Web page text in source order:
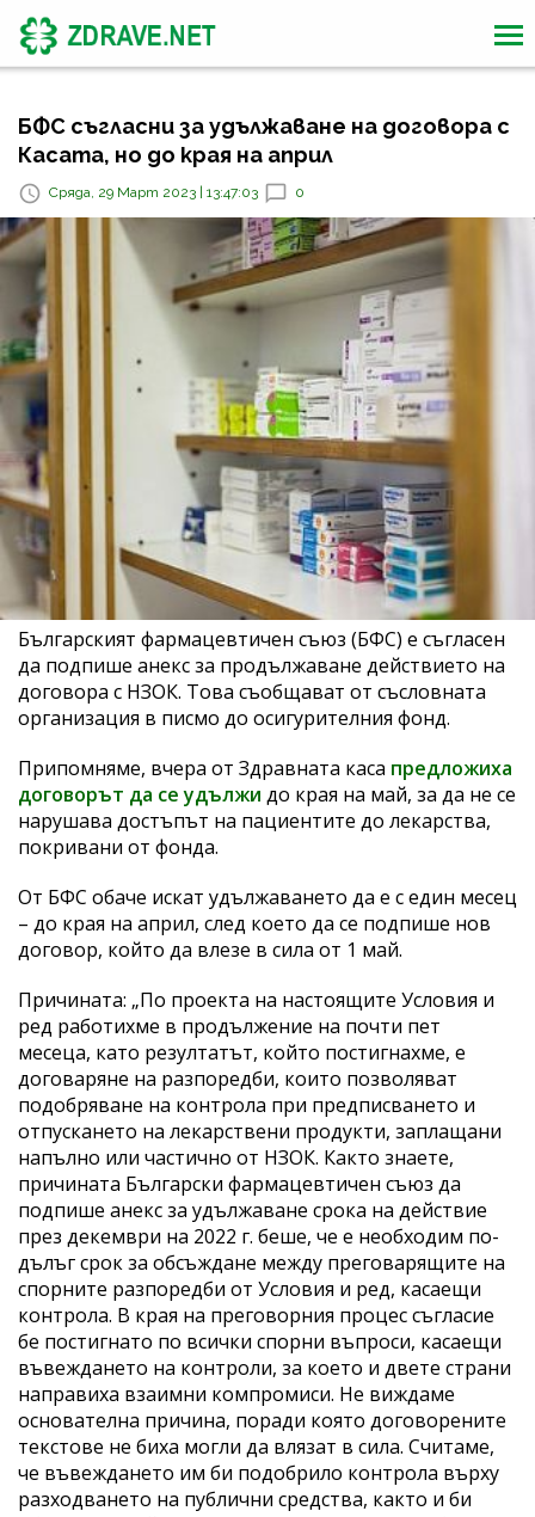
БФС съгласни за удължаване на договора с
Касата, но до края на април
Сряда, 29 Март 2023 | 13:47:03 0
Българският фармацевтичен съюз (БФС) е съгласен
да подпише анекс за продължаване действието на
договора с НЗОК. Това съобщават от съсловната
организация в писмо до осигурителния фонд.
Припомняме, вчера от Здравната каса предложиха
договорът да се удължи до края на май, за да не се
нарушава достъпът на пациентите до лекарства,
покривани от фонда.
От БФС обаче искат удължаването да е с един месец
– до края на април, след което да се подпише нов
договор, който да влезе в сила от 1 май.
Причината: „По проекта на настоящите Условия и
ред работихме в продължение на почти пет
месеца, като резултатът, който постигнахме, е
договаряне на разпоредби, които позволяват
подобряване на контрола при предписването и
отпускането на лекарствени продукти, заплащани
напълно или частично от НЗОК. Както знаете,
причината Български фармацевтичен съюз да
подпише анекс за удължаване срока на действие
през декември на 2022 г. беше, че е необходим по-
дълъг срок за обсъждане между преговарящите на
спорните разпоредби от Условия и ред, касаещи
контрола. В края на преговорния процес съгласие
бе постигнато по всички спорни въпроси, касаещи
въвеждането на контроли, за което и двете страни
направиха взаимни компромиси. Не виждаме
основателна причина, поради която договорените
текстове не биха могли да влязат в сила. Считаме,
че въвеждането им би подобрило контрола върху
разходването на публични средства, както и би